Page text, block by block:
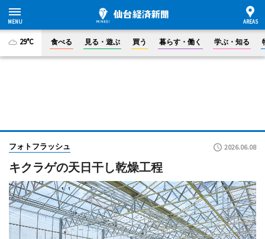
29°C 食べる 見る・遊ぶ 買う 暮らす・働く 学ぶ・知る
フォトフラッシュ 2026.06.08
キクラゲの天日干し乾燥工程